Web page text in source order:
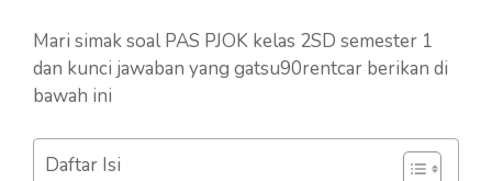
Mari simak soal PAS PJOK kelas 2SD semester 1
dan kunci jawaban yang gatsu90rentcar berikan di
bawah ini
Daftar Isi